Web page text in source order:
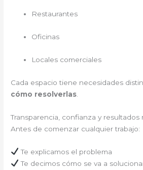
Restaurantes
Oficinas
Locales comerciales
Cada espacio tiene necesidades
cómo resolverlas
Transparencia, confianza y resultados
Antes de comenzar cualquier trabajo:
Te explicamos el problema
Te decimos cómo se va a